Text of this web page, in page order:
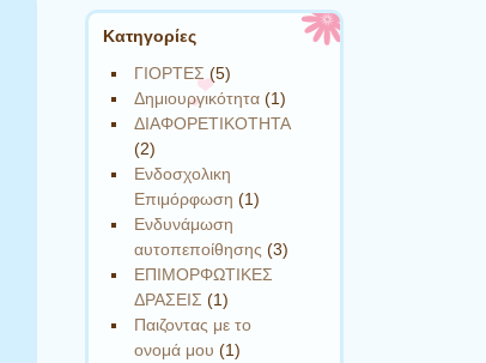
Kατηγορίες
ΓΙΟΡΤΕΣ (5)
Δημιουργικότητα (1)
ΔΙΑΦΟΡΕΤΙΚΟΤΗΤΑ
(2)
Ενδοσχολικη
Επιμόρφωση (1)
Ενδυνάμωση
αυτοπεποίθησης (3)
ΕΠΙΜΟΡΦΩΤΙΚΕΣ
ΔΡΑΣΕΙΣ (1)
Παιζοντας με το
ονομά μου (1)